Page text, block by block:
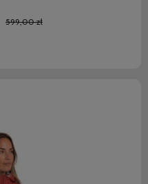
599,00 zł